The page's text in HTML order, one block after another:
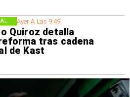
Ayer A Las 9:49
Quiroz detalla
tras cadena
de Kast